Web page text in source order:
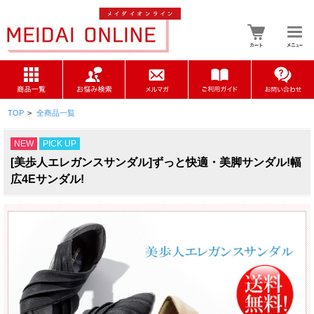
TOP > 全商品一覧
NEW PICK UP
[美歩人エレガンスサンダル]ずっと快適・美脚サンダル!幅
広4Eサンダル!